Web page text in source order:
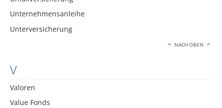
Unternehmensanleihe
Unterversicherung
NACH OBEN
V
Valoren
Value Fonds